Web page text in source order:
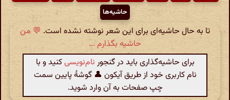
حاشیه‌ها
تا به حال حاشیه‌ای برای این شعر نوشته نشده است. 💬 من
حاشیه بگذارم ...
برای حاشیه‌گذاری باید در گنجور نام‌نویسیکنید و با
نام کاربری خود از طریق آیکون 👤 گوشهٔ پایین سمت
چپ صفحات به آن وارد شوید.